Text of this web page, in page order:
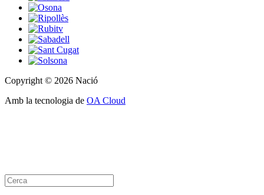
Copyright © 2026 Nació
Amb la tecnologia de OA Cloud